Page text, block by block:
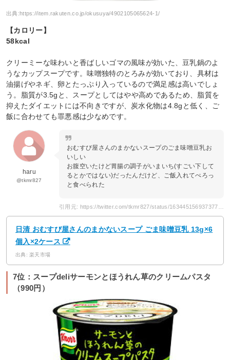
出典:https://item.rakuten.co.jp/okusuya/4902105065624-1/
【カロリー】
58kcal
クリーミーな味わいと香ばしいゴマの風味が効いた、豆乳鍋のよ
うなカップスープです。味噌独特のとろみが効いており、具材は
油揚げやネギ、卵とたっぷり入っているので満足感は高いでしょ
う。脂質が3.5gと、スープとしてはやや高めであるため、脂質を
抑えたダイエットには不向きですが、炭水化物は4.8gと低く、ご
飯に合わせても罪悪感は少なめです。
haru
@tkmr827
おむすび屋さんのまかないスープのごま味噌豆乳お
いしい
お腹空いたけど胃腸の調子がいまいち(すごい下して
るとかではない)だったんだけど、ご飯入れてぺろっ
と食べられた
日清 おむすび屋さんのまかないスープ ごま味噌豆乳 13g×6
個入×2ケース
出典: 楽天市場
7位：スープdeliサーモンとほうれん草のクリームパスタ
（990円）